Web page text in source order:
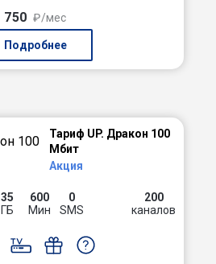
750 ₽/мес
Подробнее
Тариф UP. Дракон 100
Мбит
Акция
35
ГБ
600
Мин
0
SMS
200
каналов